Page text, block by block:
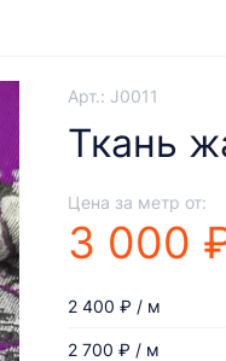
Арт.: J0011
Ткань
Цена за метр от:
3 000
2 700 ₽ / м
2 400 ₽ / м